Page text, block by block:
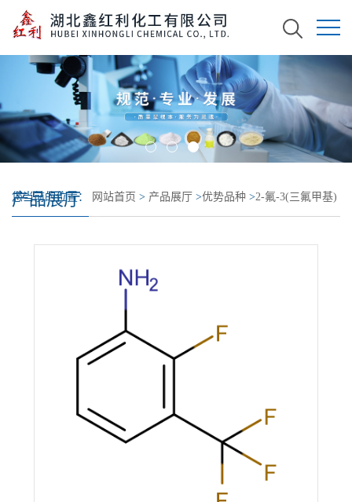
产品展厅
您当前的位置： 网站首页 > 产品展厅 >优势品种 >2-氟-3(三氟甲基)